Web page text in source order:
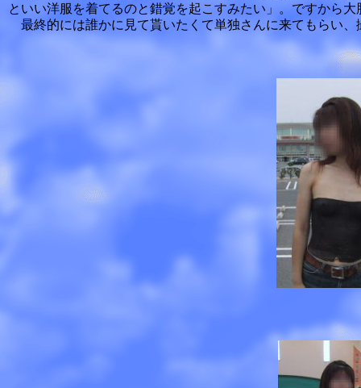
といい洋服を着てるのと錯覚を起こすみたい」。ですから
最終的には誰かに見て貰いたくて単独さんに来てもらい